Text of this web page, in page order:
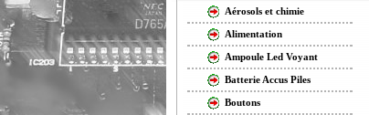
Aérosols et chimie
Alimentation
Ampoule Led Voyant
Batterie Accus Piles
Boutons